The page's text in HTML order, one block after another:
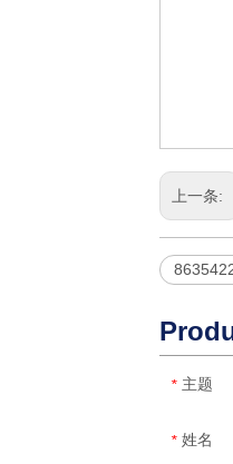
上一条:
* 主题
* 姓名